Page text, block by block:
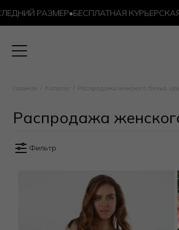
РАЗМЕР•БЕСПЛАТНАЯ КУРЬЕРСКАЯ
Главная Каталог Распродажа женского белья,
Распродажа
Фильтр